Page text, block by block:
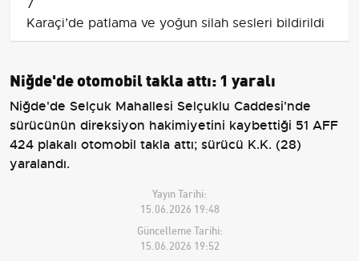
7
Karaçi’de patlama ve yoğun silah sesleri bildirildi
Niğde'de otomobil takla attı: 1 yaralı
Niğde'de Selçuk Mahallesi Selçuklu Caddesi'nde
sürücünün direksiyon hakimiyetini kaybettiği 51 AFF
424 plakalı otomobil takla attı; sürücü K.K. (28)
yaralandı.
Yayın Tarihi:
15.06.2026 19:48
Güncelleme Tarihi:
15.06.2026 19:52